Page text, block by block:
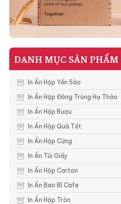
DANH MỤC SẢN PHẨM
In Ấn Hộp Yến Sào
In Ấn Hộp Đông Trùng Hạ Thảo
In Ấn Hộp Rượu
In Ấn Hộp Quà Tết
In Ấn Hộp Cứng
In Ấn Túi Giấy
In Ấn Hộp Carton
In Ấn Bao Bì Cafe
In Ấn Hộp Tròn